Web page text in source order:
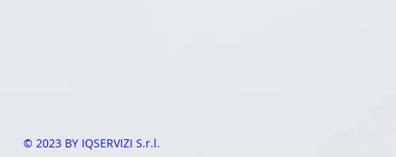
© 2023 BY IQSERVIZI S.r.l.